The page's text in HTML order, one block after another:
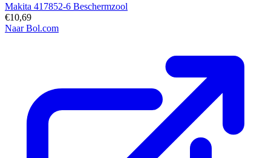
Makita 417852-6 Beschermzool
€10,69
Naar Bol.com